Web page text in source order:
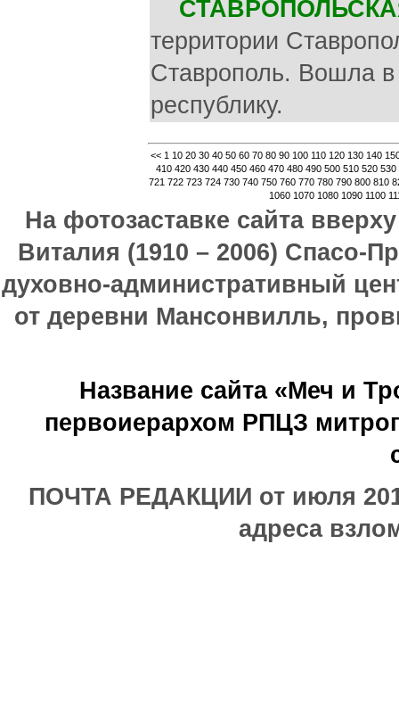
территории
Ставрополь. Вошла в
республику.
<< 1 10 20 30 40 50 60 70 80 90 100 110 120 130 140
410 420 430 440 450 460 470 480 490 500 510 520 530
721 722 723 724 730 740 750 760 770 780 790 800 810
1060 1070 1080 1090 1100
На фотозаставке сайта
Виталия (1910 – 2006) Спасо-
духовно-административный
от деревни Мансонвилль,
Название сайта «Меч и
первоиерархом РПЦЗ
ПОЧТА РЕДАКЦИИ от июля
адреса